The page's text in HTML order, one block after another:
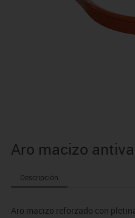
Aro macizo
Descripción
Aro macizo reforzado con